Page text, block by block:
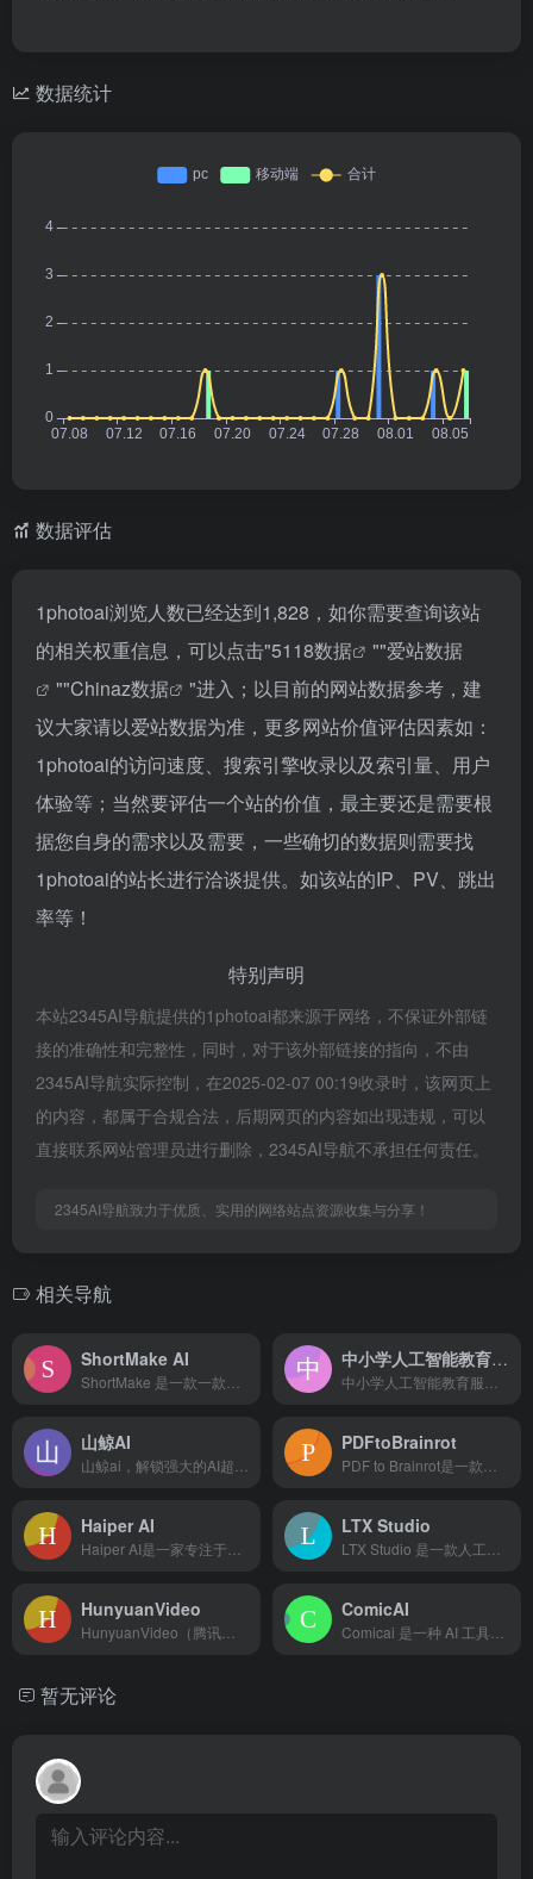
数据统计
数据评估
1photoai浏览人数已经达到1,828，如你需要查询该站
的相关权重信息，可以点击"5118数据 ""爱站数据
""Chinaz数据
"进入；以目前的网站数据参考，建
议大家请以爱站数据为准，更多网站价值评估因素如：
1photoai的访问速度、搜索引擎收录以及索引量、用户
体验等；当然要评估一个站的价值，最主要还是需要根
据您自身的需求以及需要，一些确切的数据则需要找
1photoai的站长进行洽谈提供。如该站的IP、PV、跳出
率等！
特别声明
本站2345AI导航提供的1photoai都来源于网络，不保证外部链
接的准确性和完整性，同时，对于该外部链接的指向，不由
2345AI导航实际控制，在2025-02-07 00:19收录时，该网页上
的内容，都属于合规合法，后期网页的内容如出现违规，可以
直接联系网站管理员进行删除，2345AI导航不承担任何责任。
2345AI导航致力于优质、实用的网络站点资源收集与分享！
相关导航
ShortMake AI 中小学人工智能教育服务平台
山鲸AI PDFtoBrainrot
Haiper AI LTX Studio
HunyuanVideo ComicAI
暂无评论